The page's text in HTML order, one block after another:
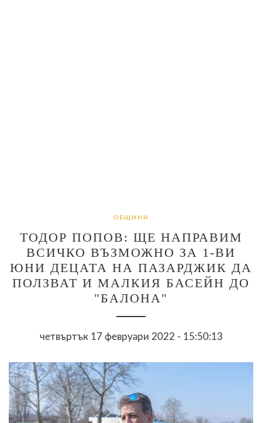
ОБЩИНИ
ТОДОР ПОПОВ: ЩЕ НАПРАВИМ
ВСИЧКО ВЪЗМОЖНО ЗА 1-ВИ
ЮНИ ДЕЦАТА НА ПАЗАРДЖИК ДА
ПОЛЗВАТ И МАЛКИЯ БАСЕЙН ДО
"БАЛОНА"
четвъртък 17 февруари 2022 - 15:50:13